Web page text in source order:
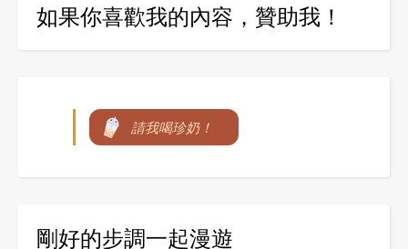
如果你喜歡我的內容，贊助我！
請我喝珍奶！
剛好的步調一起漫遊